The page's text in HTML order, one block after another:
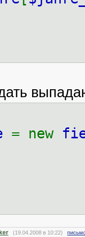
= new
(19.04.2008 в 10:22)